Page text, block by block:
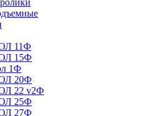
11Ф
15Ф
1Ф
20Ф
22 v2Ф
25Ф
27Ф